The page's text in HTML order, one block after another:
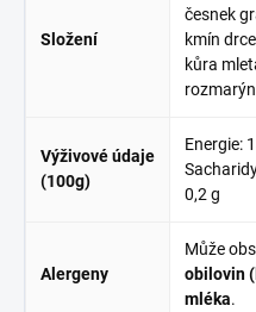
Složení
česnek
kmín
kůra
Výživové údaje
(100g)
Energie:
0,2 g
Alergeny
Může
obilovin
mléka.